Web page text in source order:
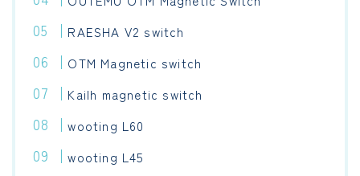
RAESHA V2 switch
OTM Magnetic switch
Kailh magnetic switch
wooting L60
wooting L45